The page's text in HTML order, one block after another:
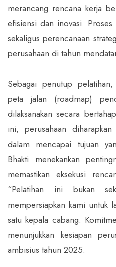
merancang rencana kerja
efisiensi dan inovasi.
sekaligus perencanaan
perusahaan di tahun
Sebagai penutup
peta jalan (roadmap)
dilaksanakan secara
ini, perusahaan
dalam mencapai tujuan
Bhakti menekankan
memastikan eksekusi
“Pelatihan ini bukan
mempersiapkan kami untuk
satu kepala cabang.
menunjukkan kesiapan
ambisius tahun 2025.